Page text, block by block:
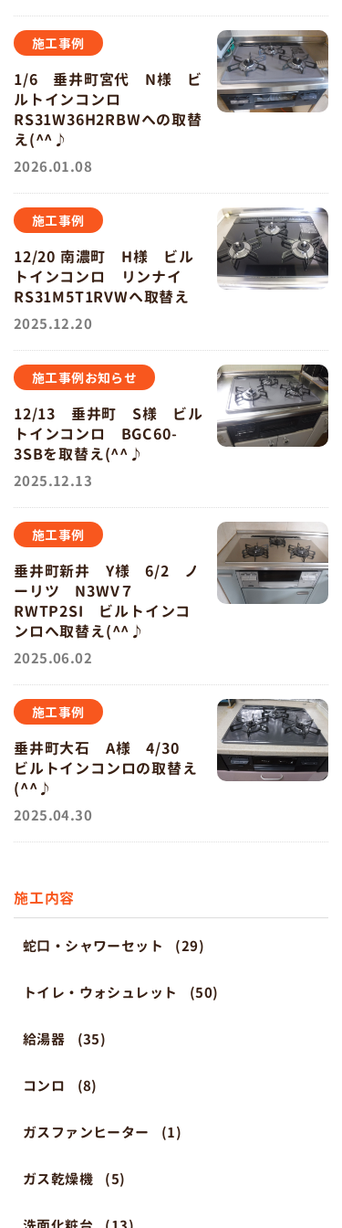
施工事例
1/6 垂井町宮代 N様 ビ
ルトインコンロ
RS31W36H2RBWへの取替
え(^^♪
2026.01.08
施工事例
12/20 南濃町 H様 ビル
トインコンロ リンナイ
RS31M5T1RVWへ取替え
2025.12.20
施工事例お知らせ
12/13 垂井町 S様 ビル
トインコンロ BGC60-
3SBを取替え(^^♪
2025.12.13
施工事例
垂井町新井 Y様 6/2 ノ
ーリツ N3WV７
RWTP2SI ビルトインコ
ンロへ取替え(^^♪
2025.06.02
施工事例
垂井町大石 A様 4/30
ビルトインコンロの取替え
(^^♪
2025.04.30
施工内容
蛇口・シャワーセット (29)
トイレ・ウォシュレット (50)
給湯器 (35)
コンロ (8)
ガスファンヒーター (1)
ガス乾燥機 (5)